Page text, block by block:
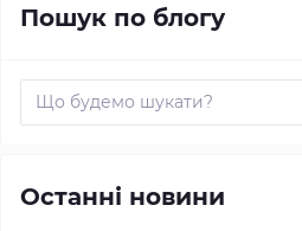
Пошук по блогу
Останні новини